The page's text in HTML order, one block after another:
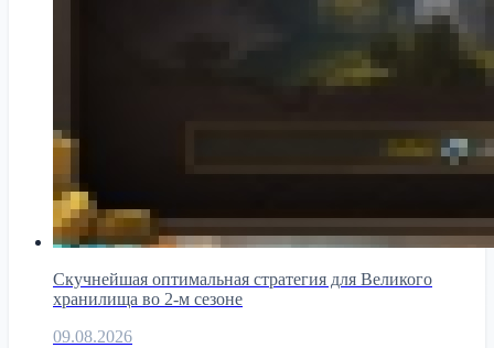
Скучнейшая оптимальная стратегия для Великого
хранилища во 2-м сезоне
09.08.2026